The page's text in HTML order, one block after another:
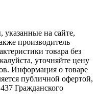
на сайте,
производитель
товара без
уточняйте цену
Информация о товаре
публичной офертой,
Гражданского